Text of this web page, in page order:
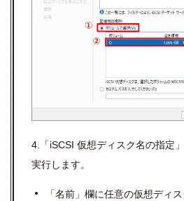
4.「iSCSI 仮想ディスク名の指定
実行します。
「名前」欄に任意の仮想ディ